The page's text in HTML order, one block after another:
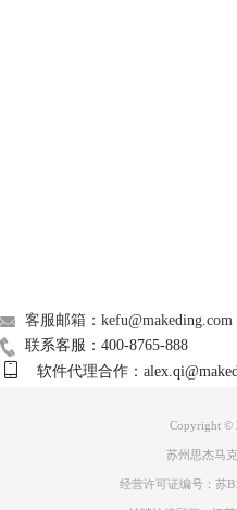
图3 全选音频
客服邮箱：kefu@makeding.com
联系客服：400-8765-888
软件代理合作：
Copyright ©
苏州思杰马
经营许可证编号：苏